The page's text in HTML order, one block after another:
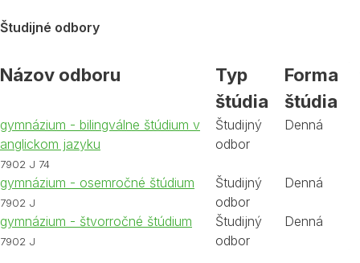
Študijné odbory
Názov odboru
Typ
štúdia
Forma
štúdia
gymnázium - bilingválne štúdium v
anglickom jazyku
7902 J 74
Študijný
odbor
Denná
gymnázium - osemročné štúdium
7902 J
Študijný
odbor
Denná
gymnázium - štvorročné štúdium
7902 J
Študijný
odbor
Denná